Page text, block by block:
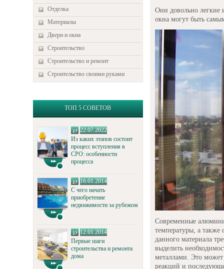
Отделка
Материалы
Двери и окна
Строительство
Строительство и ремонт
Строительство своими руками
ТОП 5 СОВЕТОВ
22.07.2022
Из каких этапов состоит
процесс вступления в
СРО: особенности
процесса
16.01.2014
С чего начать
приобретение
недвижимости за рубежом
12.01.2014
Первые шаги
строительства и ремонта
дома
Они довольно легкие
окна могут быть
Современные
температуры, а также
данного материала
выделить
металлами. Это
реакций и